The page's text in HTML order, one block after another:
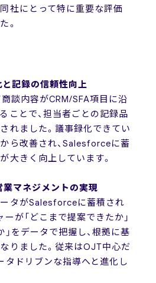
社にとって特に重要な評価
。
記録の信頼性向上
談内容がCRM/SFA項目に沿
ことで、担当者ごとの記録品
れました。議事録化できてい
ら改善され、Salesforceに蓄
大きく向上しています。
マネジメントの実現
タがSalesforceに蓄積され
ーが「どこまで提案できたか」
」をデータで把握し、根拠に基
りました。従来はOJT中心だ
タドリブンな指導へと進化し